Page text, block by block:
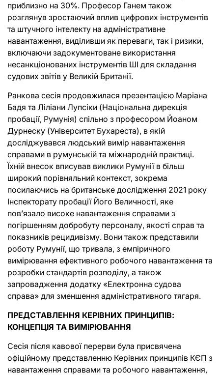
приблизно на 30%. Професор Ганем також
розглянув зростаючий вплив цифрових інструментів
та штучного інтелекту на адміністративне
навантаження, виділивши як переваги, так і ризики,
включаючи задокументоване використання
несанкціонованих інструментів ШІ для складання
судових звітів у Великій Британії.
Ранкова сесія продовжилася презентацією Маріана
Бадя та Ліліани Лупсіки (Національна дирекція
пробації, Румунія) спільно з професором Йоаном
Дурнеску (Університет Бухареста), в якій
досліджувався людський вимір навантаження
справами в румунській та міжнародній практиці.
Їхній внесок вписував виклики Румунії в більш
широкий порівняльний контекст, зокрема
посилаючись на британське дослідження 2021 року
Інспекторату пробації Його Величності, яке
пов’язало високе навантаження справами з
погіршенням добробуту персоналу, якості справ та
показників рецидивізму. Вони також представили
роботу Румунії, що тривала, з емпіричного
вимірювання ефективного робочого навантаження та
розробки стандартів розподілу, а також
запровадження додатку «Електронна судова
справа» для зменшення адміністративного тягаря.
ПРЕДСТАВЛЕННЯ КЕРІВНИХ ПРИНЦИПІВ:
КОНЦЕПЦІЯ ТА ВИМІРЮВАННЯ
Сесія після кавової перерви була присвячена
офіційному представленню Керівних принципів КЄП з
навантаження справами та робочого навантаження,